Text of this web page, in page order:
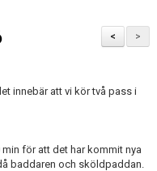
>
<
innebär att vi kör två pass i
för att det har kommit nya
baddaren och sköldpaddan.